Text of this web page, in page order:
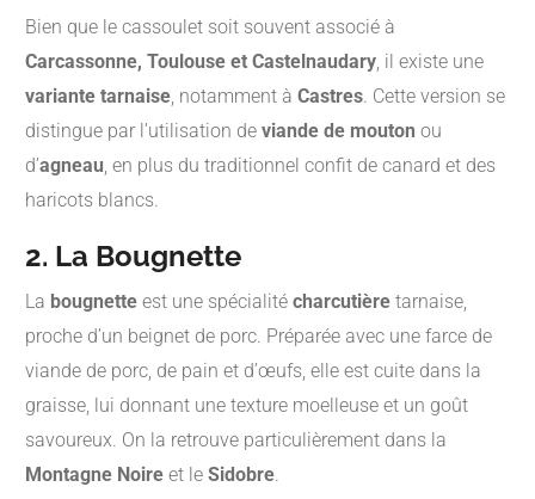
Bien que le cassoulet soit souvent associé à
Carcassonne, Toulouse et Castelnaudary , il existe une
variante tarnaise , notamment à Castres . Cette version se
distingue par l’utilisation de viande de mouton ou
d’agneau , en plus du traditionnel confit de canard et des
haricots blancs.
2. La Bougnette
La bougnette est une spécialité charcutière tarnaise,
proche d’un beignet de porc. Préparée avec une farce de
viande de porc, de pain et d’œufs, elle est cuite dans la
graisse, lui donnant une texture moelleuse et un goût
savoureux. On la retrouve particulièrement dans la
Montagne Noire et le Sidobre